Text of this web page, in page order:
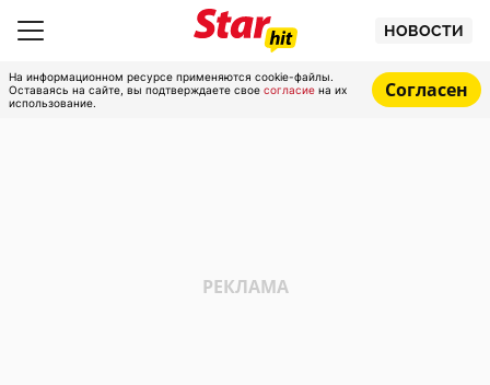
НОВОСТИ
На информационном ресурсе применяются cookie-файлы.
Оставаясь на сайте, вы подтверждаете свое согласие на их
использование.
Согласен